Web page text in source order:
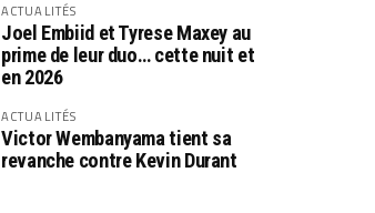
ACTUALITÉS
Joel Embiid et Tyrese Maxey au
prime de leur duo… cette nuit et
en 2026
ACTUALITÉS
Victor Wembanyama tient sa
revanche contre Kevin Durant